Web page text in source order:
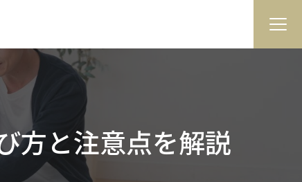
方と注意点を解説